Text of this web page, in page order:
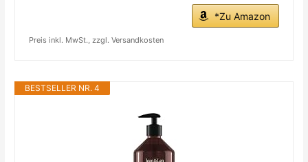
*Zu Amazon
Preis inkl. MwSt., zzgl. Versandkosten
BESTSELLER NR. 4